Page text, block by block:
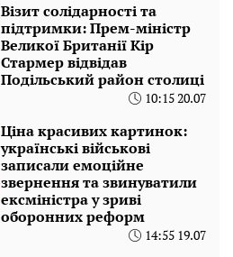
Візит солідарності та
підтримки: Прем-міністр
Великої Британії Кір
Стармер відвідав
Подільський район столиці
10:15 20.07
Ціна красивих картинок:
українські військові
записали емоційне
звернення та звинуватили
ексміністра у зриві
оборонних реформ
14:55 19.07